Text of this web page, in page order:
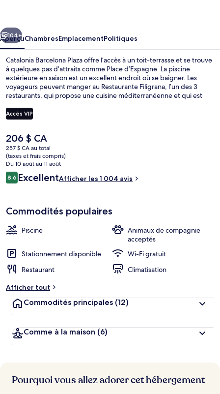
Suivant
104+
AperçuChambresEmplacementPolitiques
Catalonia Barcelona Plaza offre l’accès à un toit-terrasse et se trouve
à quelques pas d’attraits comme Place d’Espagne. La piscine
extérieure en saison est un excellent endroit où se baigner. Les
voyageurs peuvent manger au Restaurante Filigrana, l’un des 3
restaurants, qui propose une cuisine méditerranéenne et qui est
centre d’entraînement physique ouvert en tout temps et un centre
d’entraînement physique sont d’autres points saillants. Le personnel
voyageurs. Le transport en commun se trouve à quelques minutes
de marche : Station de métro España est à quelques pas et Station
de métro España se trouve à 2 minutes.
Accès VIP
Le
prix
actuel
est
de 206 $ CA
206 $ CA
257 $ CA au total
(taxes et frais compris)
Du 10 août au 11 août
Avis
8,68,6 sur 10 –
ExcellentAfficher les 1 004 avis
Commodités populaires
Piscine
Animaux de compagnie
acceptés
Stationnement disponible
Wi-Fi gratuit
Restaurant
Climatisation
Afficher tout
Commodités principales (12)
Comme à la maison (6)
Pourquoi vous allez adorer cet hébergement